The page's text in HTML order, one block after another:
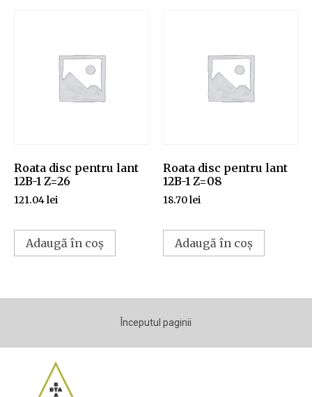
Roata disc pentru lant
12B-1 Z=26
121.04lei
Adaugă în coș
Roata disc pentru lant
12B-1 Z=08
18.70lei
Adaugă în coș
Începutul paginii